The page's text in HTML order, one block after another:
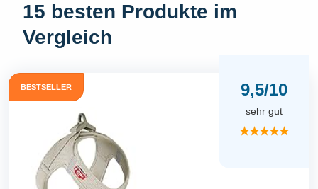
15 besten Produkte im
Vergleich
BESTSELLER 9,5/10
sehr gut
★★★★★